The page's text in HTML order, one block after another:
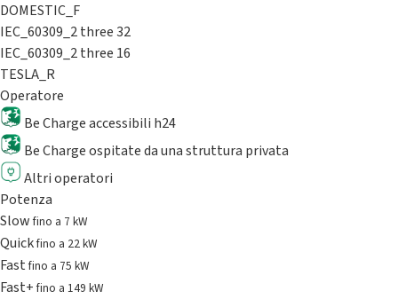
DOMESTIC_F
IEC_60309_2 three 32
IEC_60309_2 three 16
TESLA_R
Operatore
Be Charge accessibili h24
Be Charge ospitate da una struttura privata
Altri operatori
Potenza
Slowfino a 7 kW
Quickfino a 22 kW
Fastfino a 75 kW
Fast+fino a 149 kW